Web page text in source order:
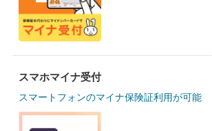
スマホマイナ受付
スマートフォンのマイナ保険証利用が可能